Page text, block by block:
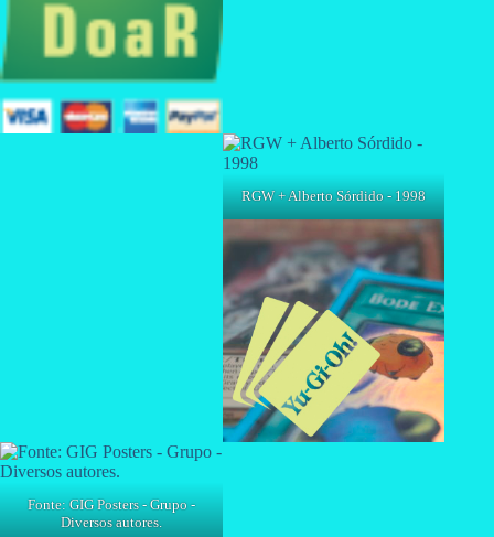
RGW + Alberto Sórdido - 1998
Fonte: GIG Posters - Grupo -
Diversos autores.